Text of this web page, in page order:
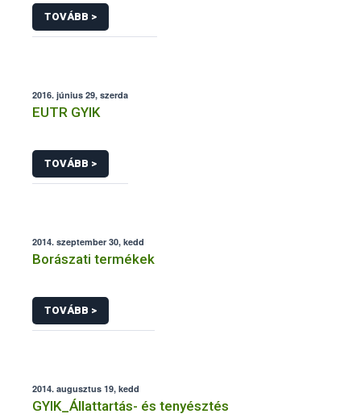
TOVÁBB >
2016. június 29, szerda
EUTR GYIK
TOVÁBB >
2014. szeptember 30, kedd
Borászati termékek
TOVÁBB >
2014. augusztus 19, kedd
GYIK_Állattartás- és tenyésztés